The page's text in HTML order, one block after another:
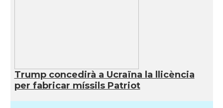
Trump concedirà a Ucraïna la llicència
per fabricar míssils Patriot